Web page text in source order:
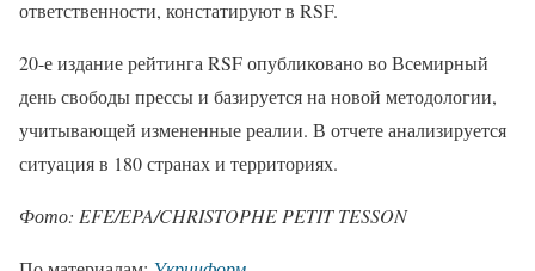
ответственности, констатируют в RSF.
20-е издание рейтинга RSF опубликовано во Всемирный
день свободы прессы и базируется на новой методологии,
учитывающей измененные реалии. В отчете анализируется
ситуация в 180 странах и территориях.
Фото: EFE/EPA/CHRISTOPHE PETIT TESSON